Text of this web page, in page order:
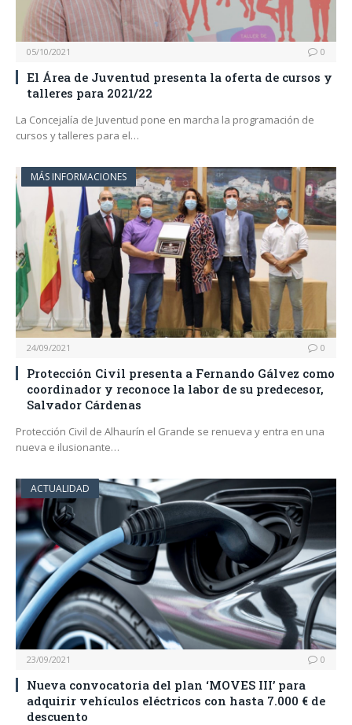
05/10/2021 0
El Área de Juventud presenta la oferta de cursos y
talleres para 2021/22
La Concejalía de Juventud pone en marcha la programación de
cursos y talleres para el…
MÁS INFORMACIONES
24/09/2021 0
Protección Civil presenta a Fernando Gálvez como
coordinador y reconoce la labor de su predecesor,
Salvador Cárdenas
Protección Civil de Alhaurín el Grande se renueva y entra en una
nueva e ilusionante…
ACTUALIDAD
23/09/2021 0
Nueva convocatoria del plan ‘MOVES III’ para
adquirir vehículos eléctricos con hasta 7.000 € de
descuento